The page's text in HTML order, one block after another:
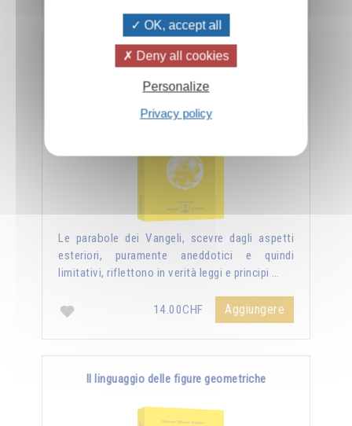
Nuova luce sui vangeli
Le parabole dei Vangeli, scevre dagli aspetti
esteriori, puramente aneddotici e quindi
limitativi, riflettono in verità leggi e principi …
14.00CHF Aggiungere
Il linguaggio delle figure geometriche
OK, accept all
Deny all cookies
Personalize
Privacy policy